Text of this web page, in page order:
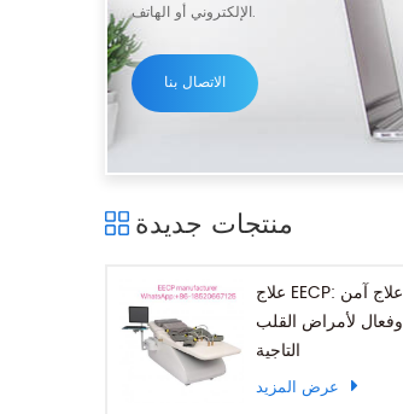
الإلكتروني أو الهاتف.
الاتصال بنا
منتجات جديدة
علاج EECP: علاج آمن
وفعال لأمراض القلب
التاجية
عرض المزيد